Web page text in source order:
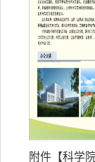
附件【科学